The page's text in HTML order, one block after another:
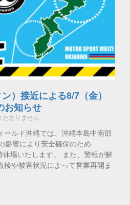
）接近による8/7（金）
お知らせ
ありません
ールド沖縄では、沖縄本島中南部
影響により安全確保のため
場いたします。 また、警報が解
や被害状況によって営業再開ま